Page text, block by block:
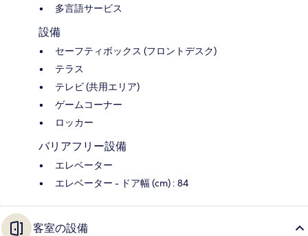
多言語サービス
設備
セーフティボックス (フロントデスク)
テラス
テレビ (共用エリア)
ゲームコーナー
ロッカー
バリアフリー設備
エレベーター
エレベーター - ドア幅 (cm) : 84
客室の設備